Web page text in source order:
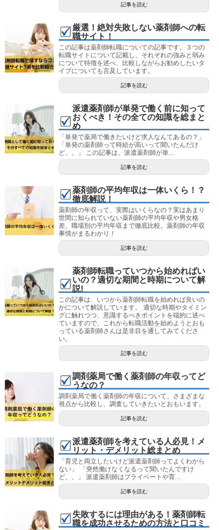
記事を読む
厳選！絶対失敗しない薬剤師への転
職サイト！
この記事は薬剤師転職についての記事です。３つの
転職サイトについて記載し、それぞれの強みと弱み
について特徴を述べ、比較しながらお勧めしたいタ
イプについても言及しています。
記事を読む
派遣薬剤師が単発で働く前に知って
おくべき！その全ての知識を総まと
め
「単発で薬局で働きたいけど求人なんてあるの？」
「単発の薬剤師って時給が高いって聞いたんだけ
ど、、」 この記事は、派遣薬剤師が単...
記事を読む
薬剤師の平均年収は一体いくら！？
徹底解説！
薬剤師の年収って、実際はいくらなの？実はあまり
世間に知られていない薬剤師の平均年収や男女格
差、職場別の平均年収まで徹底比較。薬剤師の年収
事情がまるわかり！
記事を読む
薬剤師転職っていつから始めればい
いの？適切な期間と時期について解
説!
この記事は、いつから薬剤師転職を始めれば良いの
かについて解説しています。 適切な時期やタイミン
グに触れつつ、意識するべきポイントを端的に述べ
ていますので、これから転職活動を始めようとおも
っている薬剤師さんは是非目を通してみてくださ
い。
記事を読む
調剤薬局で働く薬剤師の年収ってど
うなの？
調剤薬局で働く薬剤師の年収について、さまざまな
視点から比較し、調査していきたいとおもいます。
記事を読む
派遣薬剤師を考えている人必見！メ
リット・デメリット総まとめ
「育児と両立したいけど派遣薬剤師ってよくわから
ない」 「突然働けなくなるって聞いたんですけ
ど、、」 派遣薬剤師はプライベートや育...
記事を読む
失敗するには理由がある！薬剤師転
職を成功させるための方法と口コミ